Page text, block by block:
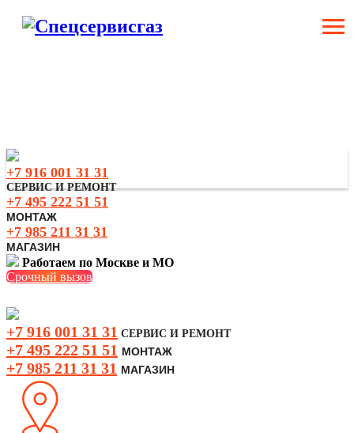
+7 916 001 31 31
СЕРВИС И РЕМОНТ
+7 495 222 51 51
МОНТАЖ
+7 985 211 31 31
МАГАЗИН
Работаем по Москве и МО
Срочный вызов
+7 916 001 31 31 СЕРВИС И РЕМОНТ
+7 495 222 51 51 МОНТАЖ
+7 985 211 31 31 МАГАЗИН